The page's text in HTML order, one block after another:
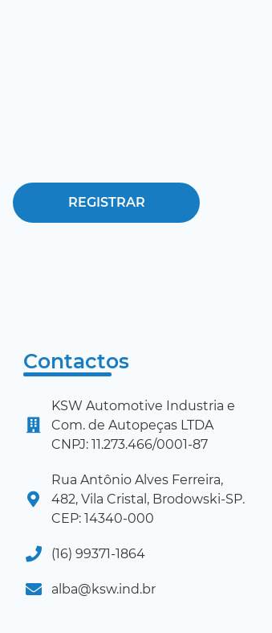
Contactos
KSW Automotive Industria e
Com. de Autopeças LTDA
CNPJ: 11.273.466/0001-87
Rua Antônio Alves Ferreira,
482, Vila Cristal, Brodowski-SP.
CEP: 14340-000
(16) 99371-1864
alba@ksw.ind.br